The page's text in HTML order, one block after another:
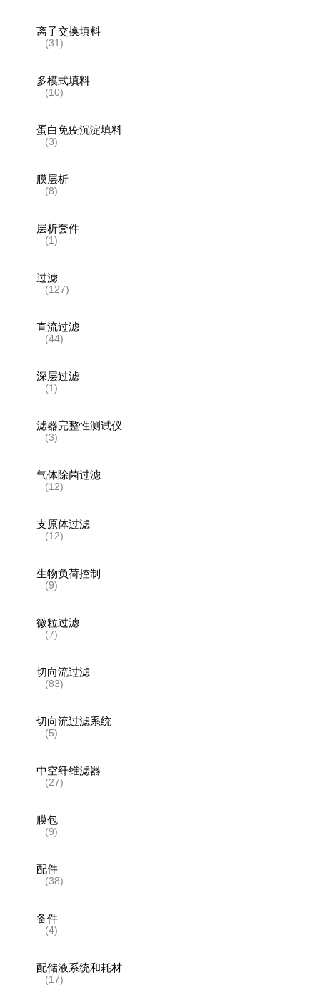
离子交换填料
(31)
多模式填料
(10)
蛋白免疫沉淀填料
(3)
膜层析
(8)
层析套件
(1)
过滤
(127)
直流过滤
(44)
深层过滤
(1)
滤器完整性测试仪
(3)
气体除菌过滤
(12)
支原体过滤
(12)
生物负荷控制
(9)
微粒过滤
(7)
切向流过滤
(83)
切向流过滤系统
(5)
中空纤维滤器
(27)
膜包
(9)
配件
(38)
备件
(4)
配储液系统和耗材
(17)